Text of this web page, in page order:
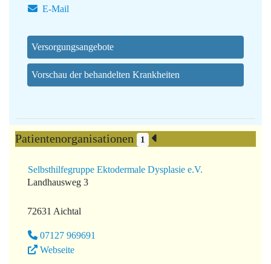
E-Mail
Versorgungsangebote
Vorschau der behandelten Krankheiten
Patientenorganisationen 1
Selbsthilfegruppe Ektodermale Dysplasie e.V.
Landhausweg 3
72631 Aichtal
07127 969691
Webseite